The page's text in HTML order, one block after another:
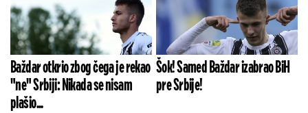
Baždar otkrio zbog čega je rekao
"ne" Srbiji: Nikada se nisam
plašio...
Šok! Samed Baždar izabrao BiH
pre Srbije!